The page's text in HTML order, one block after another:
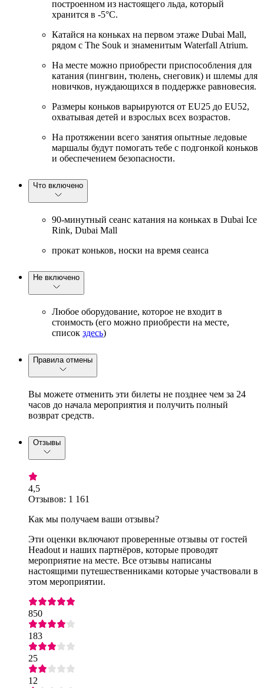
построенном из настоящего льда, который
хранится в -5°C.
Катайся на коньках на первом этаже Dubai Mall,
рядом с The Souk и знаменитым Waterfall Atrium.
На месте можно приобрести приспособления для
катания (пингвин, тюлень, снеговик) и шлемы для
новичков, нуждающихся в поддержке равновесия.
Размеры коньков варьируются от EU25 до EU52,
охватывая детей и взрослых всех возрастов.
На протяжении всего занятия опытные ледовые
маршалы будут помогать тебе с подгонкой коньков
и обеспечением безопасности.
Что включено
90-минутный сеанс катания на коньках в Dubai Ice
Rink, Dubai Mall
прокат коньков, носки на время сеанса
Не включено
Любое оборудование, которое не входит в
стоимость (его можно приобрести на месте,
список здесь)
Правила отмены
Вы можете отменить эти билеты не позднее чем за 24
часов до начала мероприятия и получить полный
возврат средств.
Отзывы
4,5
Отзывов: 1 161
Как мы получаем ваши отзывы?
Эти оценки включают проверенные отзывы от гостей
Headout и наших партнёров, которые проводят
мероприятие на месте. Все отзывы написаны
настоящими путешественниками которые участвовали в
этом мероприятии.
850
183
25
12